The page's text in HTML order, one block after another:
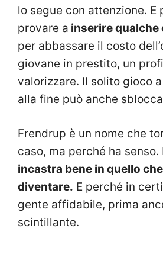
lo segue con attenzione. E
provare a inserire
per abbassare il costo
giovane in prestito, un
valorizzare. Il solito gioco
alla fine può anche
Frendrup è un nome che
caso, ma perché ha senso.
incastra bene in quello
diventare. E perché in
gente affidabile, prima
scintillante.